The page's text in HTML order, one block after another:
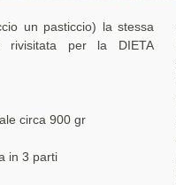
un pasticcio) la stessa
rivisitata per la DIETA
circa 900 gr
in 3 parti